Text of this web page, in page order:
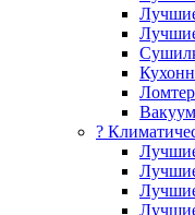
?️